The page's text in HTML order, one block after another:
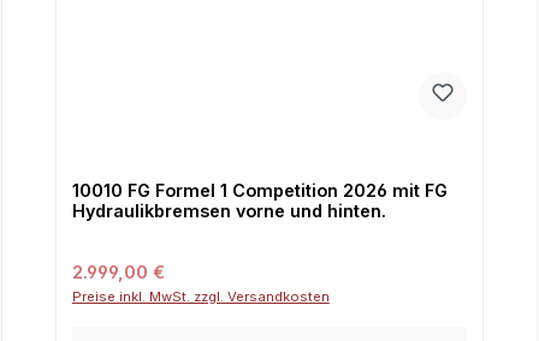
10010 FG Formel 1 Competition 2026 mit FG
Hydraulikbremsen vorne und hinten.
Regulärer Preis:
2.999,00 €
Preise inkl. MwSt. zzgl. Versandkosten